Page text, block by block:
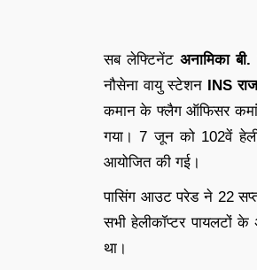
सब लेफ्टिनेंटअनामिका बी.
नौसेना वायु स्टेशन INS
कमान के फ्लैग ऑफिसर
गया। 7 जून को 102वें
आयोजित की गई।
पासिंग आउट परेड ने 22
सभी हेलीकॉप्टर पायलटों के
था।